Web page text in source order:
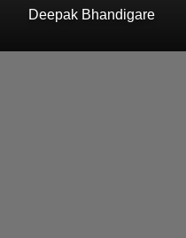
Deepak Bhandigare